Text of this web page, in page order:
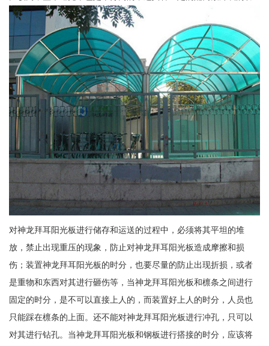
对神龙拜耳阳光板进行储存和运送的过程中，必须将其平坦的堆
放，禁止出现重压的现象，防止对神龙拜耳阳光板造成摩擦和损
伤；装置神龙拜耳阳光板的时分，也要尽量的防止出现折损，或者
是重物和东西对其进行砸伤等，当神龙拜耳阳光板和檩条之间进行
固定的时分，是不可以直接上人的，而装置好上人的时分，人员也
只能踩在檩条的上面。还不能对神龙拜耳阳光板进行冲孔，只可以
对其进行钻孔。当神龙拜耳阳光板和钢板进行搭接的时分，应该将